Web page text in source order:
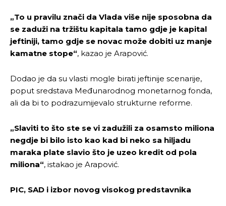
Pusti priču da živi!
Pusti priču da živi!
„To u pravilu znači da Vlada više nije sposobna da
se zaduži na tržištu kapitala tamo gdje je kapital
jeftiniji, tamo gdje se novac može dobiti uz manje
kamatne stope“, kazao je Arapović.
Dodao je da su vlasti mogle birati jeftinije scenarije,
poput sredstava Međunarodnog monetarnog fonda,
ali da bi to podrazumijevalo strukturne reforme.
„Slaviti to što ste se vi zadužili za osamsto miliona
negdje bi bilo isto kao kad bi neko sa hiljadu
maraka plate slavio što je uzeo kredit od pola
miliona“, istakao je Arapović.
PIC, SAD i izbor novog visokog predstavnika